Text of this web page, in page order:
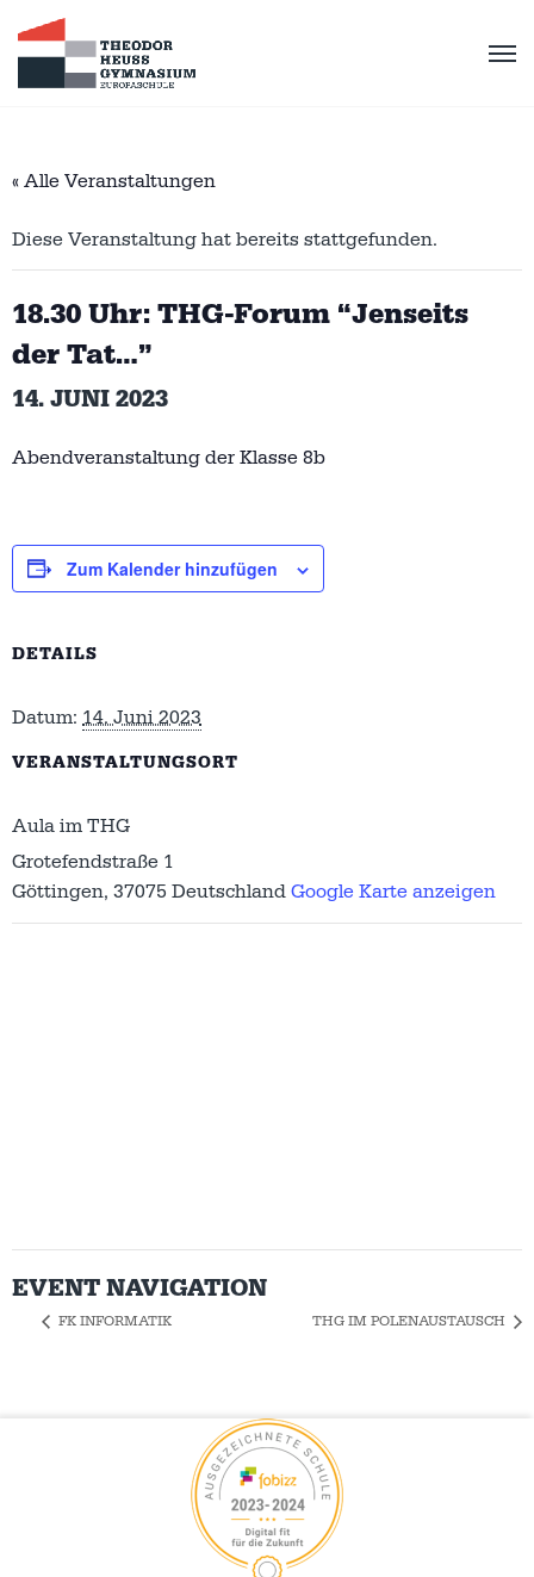
« Alle Veranstaltungen
Diese Veranstaltung hat bereits stattgefunden.
18.30 Uhr: THG-Forum “Jenseits
der Tat…”
14. JUNI 2023
Abendveranstaltung der Klasse 8b
Zum Kalender hinzufügen
DETAILS
Datum: 14. Juni 2023
VERANSTALTUNGSORT
Aula im THG
Grotefendstraße 1
Göttingen, 37075 Deutschland Google Karte anzeigen
EVENT NAVIGATION
FK INFORMATIK THG IM POLENAUSTAUSCH